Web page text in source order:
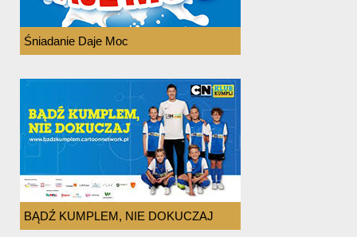
Śniadanie Daje Moc
BĄDŹ KUMPLEM, NIE DOKUCZAJ